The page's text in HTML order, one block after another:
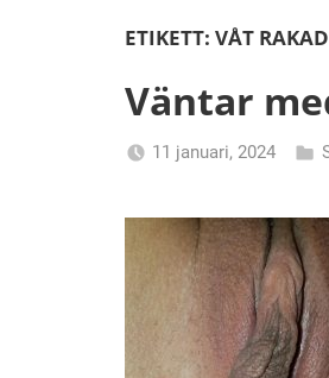
ETIKETT: VÅT
Väntar
11 januari, 2024